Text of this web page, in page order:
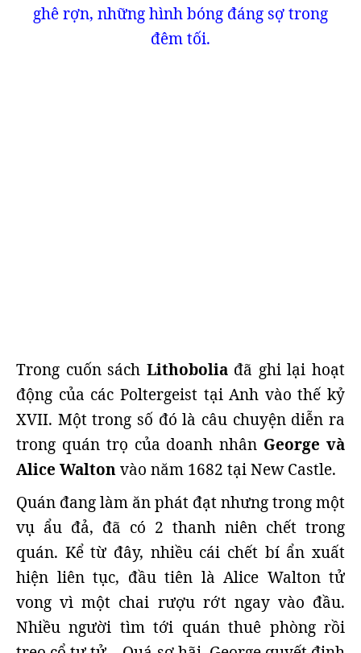
ghê rợn, những hình bóng đáng sợ trong
đêm tối.
Trong cuốn sách Lithoboliađã ghi lại hoạt
động của các Poltergeist tại Anh vào thế kỷ
XVII. Một trong số đó là câu chuyện diễn ra
trong quán trọ của doanh nhân George và
Alice Waltonvào năm 1682 tại New Castle.
Quán đang làm ăn phát đạt nhưng trong một
vụ ẩu đả, đã có 2 thanh niên chết trong
quán. Kể từ đây, nhiều cái chết bí ẩn xuất
hiện liên tục, đầu tiên là Alice Walton tử
vong vì một chai rượu rớt ngay vào đầu.
Nhiều người tìm tới quán thuê phòng rồi